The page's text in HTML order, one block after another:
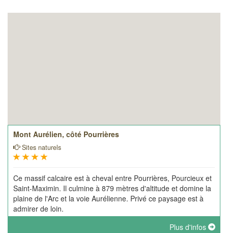
Mont Aurélien, côté Pourrières
Sites naturels
Ce massif calcaire est à cheval entre Pourrières, Pourcieux et
Saint-Maximin. Il culmine à 879 mètres d'altitude et domine la
plaine de l'Arc et la voie Aurélienne. Privé ce paysage est à
admirer de loin.
Plus d'infos